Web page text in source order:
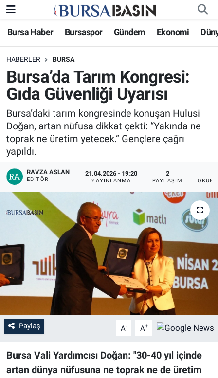
Bursa Haber Bursaspor Gündem Ekonomi
HABERLER BURSA
Bursa’da Tarım Kongresi:
Gıda Güvenliği Uyarısı
Bursa’daki tarım kongresinde konuşan Hulusi
Doğan, artan nüfusa dikkat çekti: “Yakında ne
toprak ne üretim yetecek.” Gençlere çağrı
yapıldı.
RAVZA ASLAN
EDITÖR
21.04.2026 - 19:20
YAYINLANMA
2
PAYLAŞIM
Paylaş A- A+
Bursa Vali Yardımcısı Doğan: "30-40 yıl içinde
artan dünya nüfusuna ne toprak ne de üretim
Bursa Haber
Genel
Politika
Bilim, Teknoloji
KÜLTÜR-SANAT
Gündem
Eğitim
Ekonomi
Dünya
Teknoloji
Magazin
Bursa Nöbetçi Eczaneler
Bursa Hava Durumu
Bursa Namaz Vakitleri
Bursa Trafik Yoğunluk Haritası
Süper Lig Puan Durumu ve Fikstür
Haber Arşivi